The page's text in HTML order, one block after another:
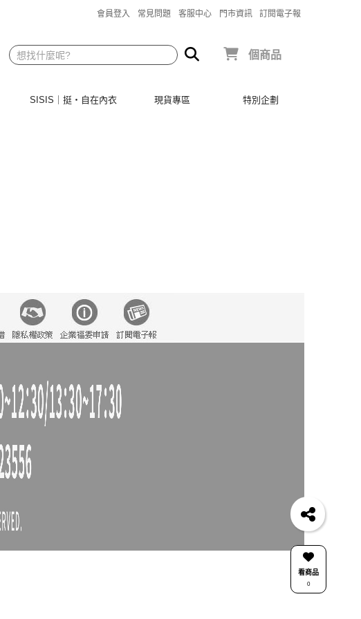
會員登入 常見問題 客服中心 門市資訊 訂閱電子報
個商品
SISIS｜挺‧自在內衣 現貨專區 特別企劃
看商品
0